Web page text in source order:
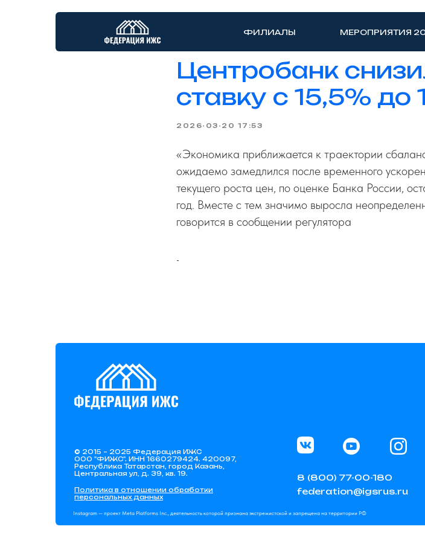
МЕРОПРИЯТИЯ
ФИЛИАЛЫ
Центробанк
ставку с 15,5% до
2026-03-20 17:53
«Экономика приближается к траектории
ожидаемо замедлился после временного
текущего роста цен, по оценке Банка России,
год. Вместе с тем значимо выросла
говорится в сообщении регулятора
-
8 (800) 77-00-180
federation@igsrus.ru
© 2015 – 2025 Федерация ИЖС
ООО "ФИЖС". ИНН 1660279424. 420097,
Республика Татарстан, город Казань,
Центральная ул, д. 39, кв. 19.
Политика в отношении обработки
персональных данных
Instagram — проект Meta Platforms Inc., деятельность которой признана экстремистской и запрещена на территории РФ